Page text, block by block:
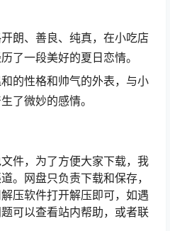
朗、善良、纯真，在小吃店
了一段美好的夏日恋情。
的性格和帅气的外表，与小
了微妙的感情。
件，为了方便大家下载，我
。网盘只负责下载和保存，
压软件打开解压即可，如遇
可以查看站内帮助，或者联